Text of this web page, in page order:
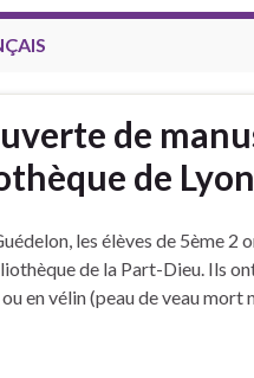
de
de Lyon
les élèves de 5ème
de la Part-Dieu. Ils
en vélin (peau de veau mort